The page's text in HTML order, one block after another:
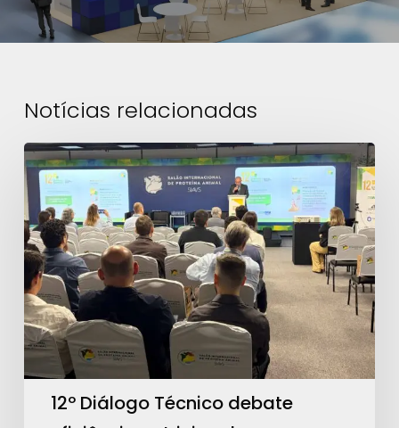
Notícias relacionadas
12º
Diálogo
Técnico
debate
eficiência
nutricional
e
avanços
regulatórios
12º Diálogo Técnico debate